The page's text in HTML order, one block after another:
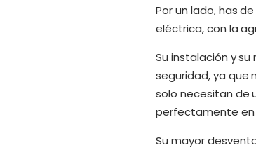
Por un lado, has
eléctrica, con la
Su instalación y
seguridad, ya que
solo necesitan de
perfectamente en
Su mayor